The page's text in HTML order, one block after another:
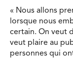
« Nous allons
lorsque nous
certain. On veut
veut plaire au
personnes qui